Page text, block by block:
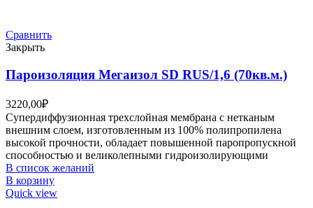
Сравнить
Закрыть
Пароизоляция Мегаизол SD RUS/1,6 (70кв.м.)
3220,00₽
Супердиффузионная трехслойная мембрана с нетканым
внешним слоем, изготовленным из 100% полипропилена
высокой прочности, обладает повышенной паропропускной
способностью и великолепными гидроизолирующими
В список желаний
В корзину
Quick view